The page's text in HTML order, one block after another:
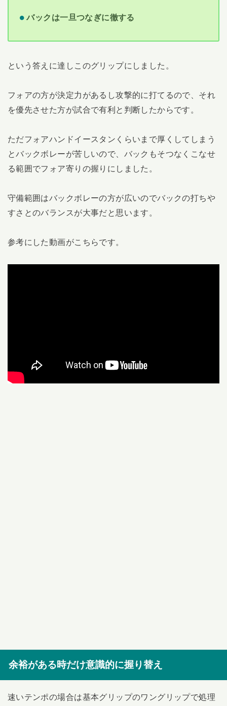
バックは一旦つなぎに徹する
という答えに達しこのグリップにしました。
フォアの方が決定力があるし攻撃的に打てるので、それ
を優先させた方が試合で有利と判断したからです。
ただフォアハンドイースタンくらいまで厚くしてしまう
とバックボレーが苦しいので、バックもそつなくこなせ
る範囲でフォア寄りの握りにしました。
守備範囲はバックボレーの方が広いのでバックの打ちや
すさとのバランスが大事だと思います。
参考にした動画がこちらです。
余裕がある時だけ意識的に握り替え
速いテンポの場合は基本グリップのワングリップで処理